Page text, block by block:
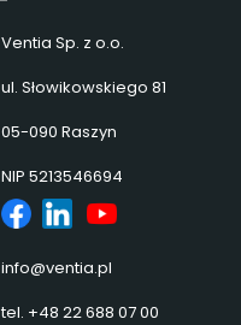
Ventia Sp. z o.o.
ul. Słowikowskiego 81
05-090 Raszyn
NIP 5213546694
info@ventia.pl
tel. +48 22 688 07 00